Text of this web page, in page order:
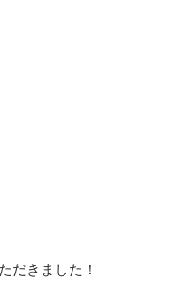
だきました！